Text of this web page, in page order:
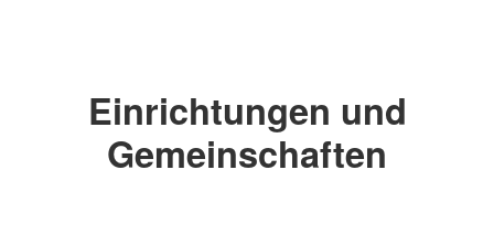
Einrichtungen und
Gemeinschaften